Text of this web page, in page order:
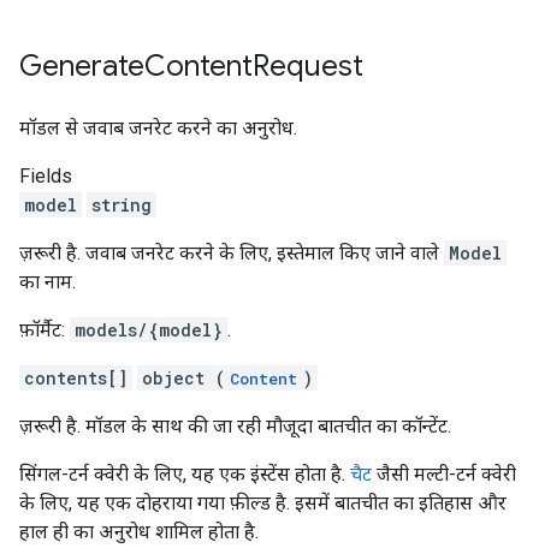
GenerateContentRequest
मॉडल से जवाब जनरेट करने का अनुरोध.
Fields
model
string
ज़रूरी है. जवाब जनरेट करने के लिए, इस्तेमाल किए जाने वाले Model
का नाम.
फ़ॉर्मैट: models/{model} .
contents[] object ( Content )
ज़रूरी है. मॉडल के साथ की जा रही मौजूदा बातचीत का कॉन्टेंट.
सिंगल-टर्न क्वेरी के लिए, यह एक इंस्टेंस होता है. चैट जैसी मल्टी-टर्न क्वेरी
के लिए, यह एक दोहराया गया फ़ील्ड है. इसमें बातचीत का इतिहास और
हाल ही का अनुरोध शामिल होता है.